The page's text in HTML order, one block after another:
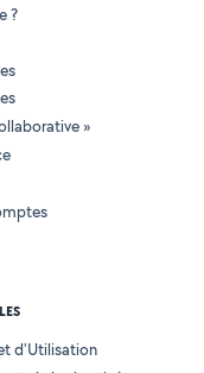
?
»
d'Utilisation